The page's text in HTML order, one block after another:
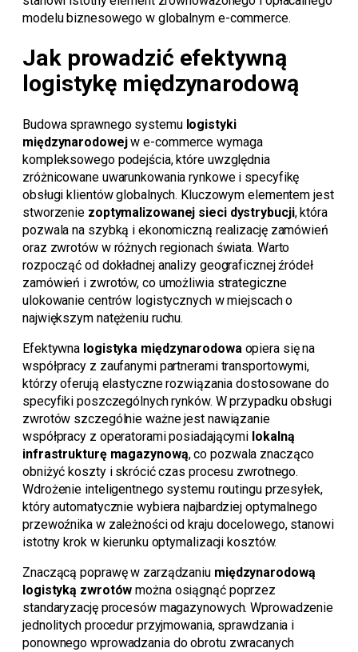
modelu biznesowego w globalnym e-commerce.
Jak prowadzić efektywną
logistykę międzynarodową
Budowa sprawnego systemu logistyki
międzynarodowejw e-commerce wymaga
kompleksowego podejścia, które uwzględnia
zróżnicowane uwarunkowania rynkowe i specyfikę
obsługi klientów globalnych. Kluczowym elementem jest
stworzenie zoptymalizowanej sieci dystrybucji, która
pozwala na szybką i ekonomiczną realizację zamówień
oraz zwrotów w różnych regionach świata. Warto
rozpocząć od dokładnej analizy geograficznej źródeł
zamówień i zwrotów, co umożliwia strategiczne
ulokowanie centrów logistycznych w miejscach o
największym natężeniu ruchu.
Efektywna logistyka międzynarodowaopiera się na
współpracy z zaufanymi partnerami transportowymi,
którzy oferują elastyczne rozwiązania dostosowane do
specyfiki poszczególnych rynków. W przypadku obsługi
zwrotów szczególnie ważne jest nawiązanie
współpracy z operatorami posiadającymi lokalną
infrastrukturę magazynową, co pozwala znacząco
obniżyć koszty i skrócić czas procesu zwrotnego.
Wdrożenie inteligentnego systemu routingu przesyłek,
który automatycznie wybiera najbardziej optymalnego
przewoźnika w zależności od kraju docelowego, stanowi
istotny krok w kierunku optymalizacji kosztów.
Znaczącą poprawę w zarządzaniu międzynarodową
logistyką zwrotów można osiągnąć poprzez
standaryzację procesów magazynowych. Wprowadzenie
jednolitych procedur przyjmowania, sprawdzania i
ponownego wprowadzania do obrotu zwracanych